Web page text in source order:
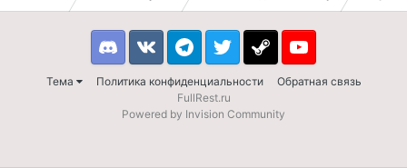
Тема Политика конфиденциальности Обратная связь
DiscordVK TelegramTwitter Steam Youtube
FullRest.ru
Powered by Invision Community